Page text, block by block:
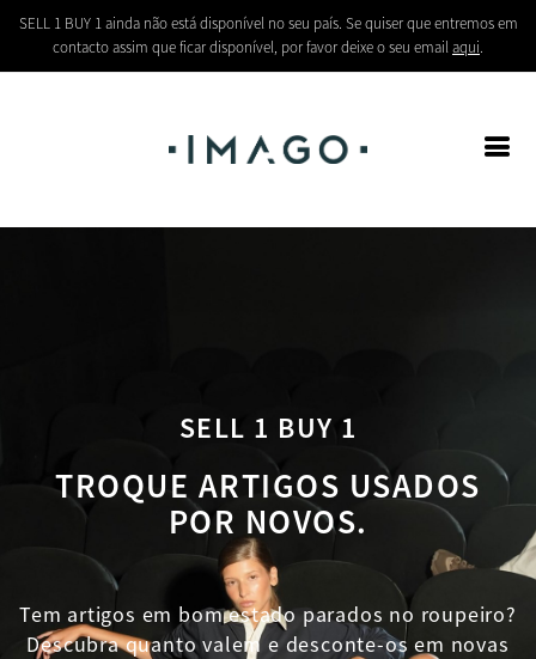
SELL 1 BUY 1 ainda não está disponível no seu país. Se quiser que entremos em
contacto assim que ficar disponível, por favor deixe o seu emailaqui.
SELL 1 BUY 1
TROQUE ARTIGOS USADOS
POR NOVOS.
Tem artigos em bom estado parados no roupeiro?
Descubra quanto valem e desconte-os em novas